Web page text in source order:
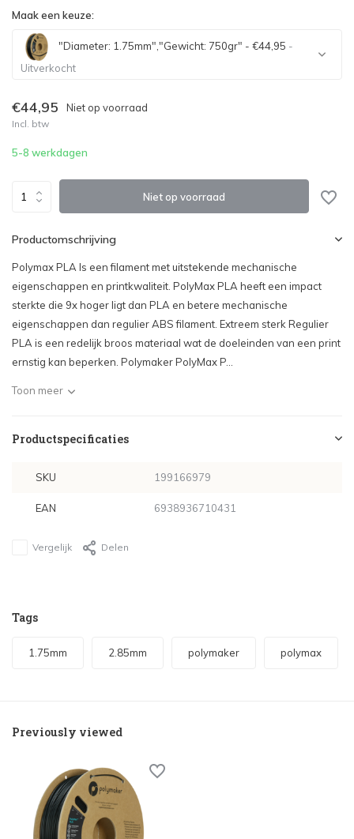
Maak een keuze:
"Diameter: 1.75mm","Gewicht: 750gr" - €44,95 -
Uitverkocht
€44,95 Niet op voorraad
Incl. btw
5-8 werkdagen
Niet op voorraad
Productomschrijving
Polymax PLA Is een filament met uitstekende mechanische
eigenschappen en printkwaliteit. PolyMax PLA heeft een impact
sterkte die 9x hoger ligt dan PLA en betere mechanische
eigenschappen dan regulier ABS filament. Extreem sterk Regulier
PLA is een redelijk broos materiaal wat de doeleinden van een print
ernstig kan beperken. Polymaker PolyMax P...
Toon meer
Productspecificaties
SKU 199166979
EAN 6938936710431
Vergelijk Delen
Tags
1.75mm 2.85mm polymaker polymax
Previously viewed